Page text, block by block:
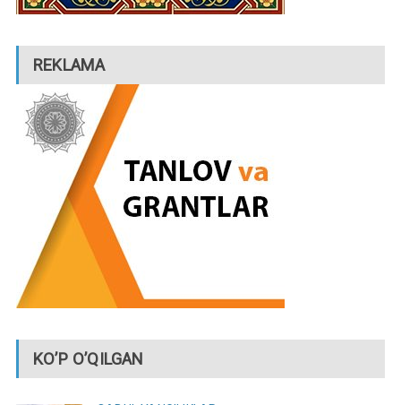
REKLAMA
KO’P O’QILGAN